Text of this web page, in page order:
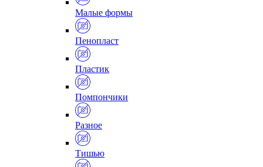
Малые формы
Пенопласт
Пластик
Помпончики
Разное
Тишью